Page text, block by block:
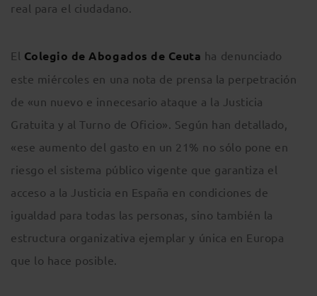
real para el ciudadano.
El Colegio de Abogados de Ceuta ha denunciado
este miércoles en una nota de prensa la perpetración
de «un nuevo e innecesario ataque a la Justicia
Gratuita y al Turno de Oficio». Según han detallado,
«ese aumento del gasto en un 21% no sólo pone en
riesgo el sistema público vigente que garantiza el
acceso a la Justicia en España en condiciones de
igualdad para todas las personas, sino también la
estructura organizativa ejemplar y única en Europa
que lo hace posible.